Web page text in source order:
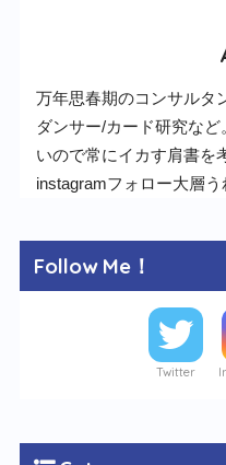
万年思春期のコンサルタ
ダンサー/カード研究な
いので常にイカす肩書を
instagramフォロー大層う
Follow Me！
Twitter